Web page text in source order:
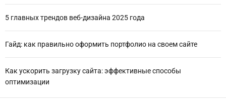
5 главных трендов веб-дизайна 2025 года
Гайд: как правильно оформить портфолио на своем сайте
Как ускорить загрузку сайта: эффективные способы
оптимизации